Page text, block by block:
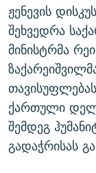
ჟენევის
შეხვედრა
მინისტრმა
ქართული
შემდეგ
გადაჭრისას